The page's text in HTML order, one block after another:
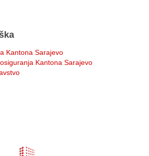
Kantona Sarajevo
Kantona Sarajevo